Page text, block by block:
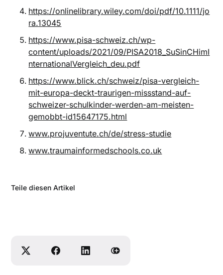
https://onlinelibrary.wiley.com/doi/pdf/10.1111/jo
ra.13045
https://www.pisa-schweiz.ch/wp-
content/uploads/2021/09/PISA2018_SuSinCHimI
nternationalVergleich_deu.pdf
https://www.blick.ch/schweiz/pisa-vergleich-
mit-europa-deckt-traurigen-missstand-auf-
schweizer-schulkinder-werden-am-meisten-
gemobbt-id15647175.html
www.projuventute.ch/de/stress-studie
www.traumainformedschools.co.uk
Teile diesen Artikel